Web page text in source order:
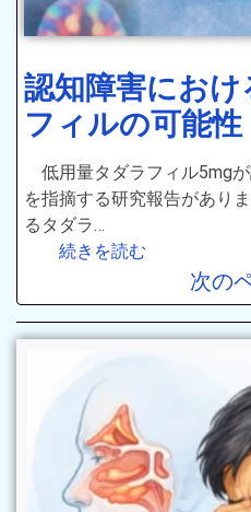
認知障害におけ
フィルの可能性
低用量タダラフィル5mg
を指摘する研究報告があり
るタダラ…
続きを読む
次の